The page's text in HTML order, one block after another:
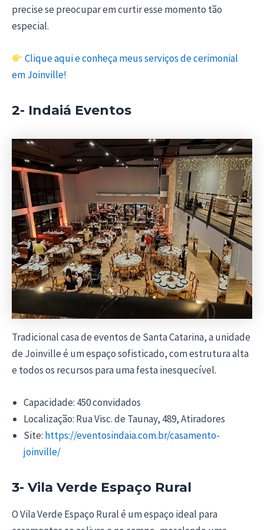
precise se preocupar em curtir esse momento tão
especial.
Clique aqui e conheça meus serviços de cerimonial
em Joinville!
2- Indaiá Eventos
Tradicional casa de eventos de Santa Catarina, a unidade
de Joinville é um espaço sofisticado, com estrutura alta
e todos os recursos para uma festa inesquecível.
Capacidade: 450 convidados
Localização: Rua Visc. de Taunay, 489, Atiradores
Site: https://eventosindaia.com.br/casamento-
joinville/
3- Vila Verde Espaço Rural
O Vila Verde Espaço Rural é um espaço ideal para